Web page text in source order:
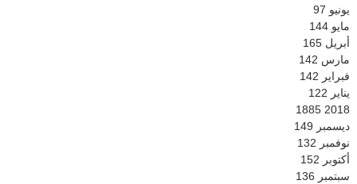
يونيو 97
مايو 144
أبريل 165
مارس 142
فبراير 142
يناير 122
2018
1885
ديسمبر 149
نوفمبر 132
أكتوبر 152
سبتمبر 136